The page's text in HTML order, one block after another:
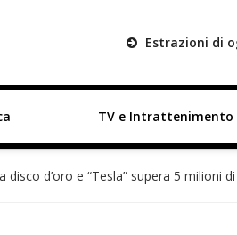
Estrazioni di
TV e Intrattenimento
disco d’oro e “Tesla” supera 5 milioni